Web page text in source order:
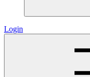
Login